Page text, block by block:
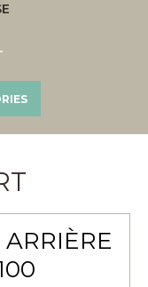
ARRIÈRE